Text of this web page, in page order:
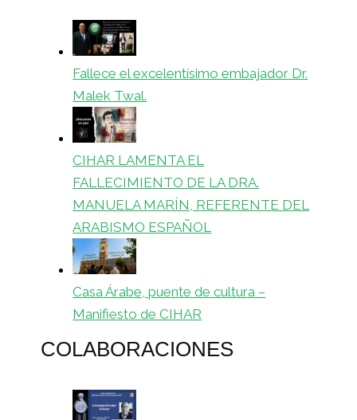
Fallece el excelentísimo embajador Dr.
Malek Twal.
CIHAR LAMENTA EL
FALLECIMIENTO DE LA DRA.
MANUELA MARÍN, REFERENTE DEL
ARABISMO ESPAÑOL
Casa Árabe, puente de cultura –
Manifiesto de CIHAR
COLABORACIONES